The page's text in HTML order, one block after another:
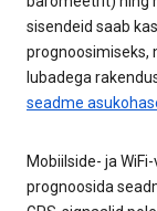
sisendeid saab
prognoosimiseks,
lubadega
seadme
Mobiilside- ja
prognoosida